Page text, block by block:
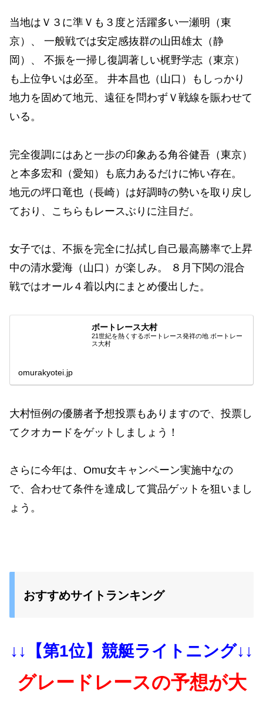
当地はＶ３に準Ｖも３度と活躍多い一瀬明（東
京）、 一般戦では安定感抜群の山田雄太（静
岡）、 不振を一掃し復調著しい梶野学志（東京）
も上位争いは必至。 井本昌也（山口）もしっかり
地力を固めて地元、遠征を問わずＶ戦線を賑わせて
いる。
完全復調にはあと一歩の印象ある角谷健吾（東京）
と本多宏和（愛知）も底力あるだけに怖い存在。
地元の坪口竜也（長崎）は好調時の勢いを取り戻し
ており、こちらもレースぶりに注目だ。
女子では、不振を完全に払拭し自己最高勝率で上昇
中の清水愛海（山口）が楽しみ。 ８月下関の混合
戦ではオール４着以内にまとめ優出した。
ボートレース大村
21世紀を熱くするボートレース発祥の地 ボートレー
ス大村
omurakyotei.jp
大村恒例の優勝者予想投票もありますので、投票し
てクオカードをゲットしましょう！
さらに今年は、Omu女キャンペーン実施中なの
で、合わせて条件を達成して賞品ゲットを狙いまし
ょう。
おすすめサイトランキング
↓↓【第1位】競艇ライトニング↓↓
グレードレースの予想が大